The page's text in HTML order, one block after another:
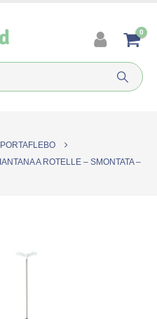
0
A ROTELLE – SMONTATA –